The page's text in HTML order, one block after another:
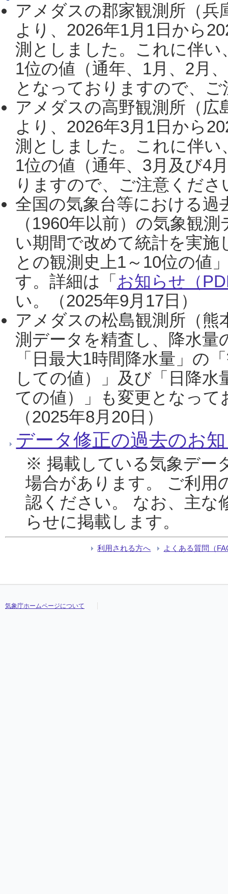
アメダスの郡家観測所（
より、2026年1月1日から
測としました。これに伴い
1位の値（通年、1月、2月
となっておりますので、
アメダスの高野観測所（
より、2026年3月1日から
測としました。これに伴い
1位の値（通年、3月及び4
りますので、ご注意くだ
全国の気象台等における過
（1960年以前）の気象観
い期間で改めて統計を実
との観測史上1～10位の値
す。詳細は「 お知らせ（
い。（2025年9月17日）
アメダスの松島観測所（熊
測データを精査し、降水
「日最大1時間降水量」の
しての値）」及び「日降
ての値）」も変更となっ
（2025年8月20日）
データ修正の過去のお
※ 掲載している気象デー
場合があります。 ご利用
認ください。 なお、主な
らせに掲載します。
利用される方へ よくある質問（
気象庁ホームページについて